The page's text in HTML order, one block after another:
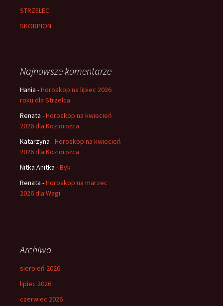
STRZELEC
SKORPION
Najnowsze komentarze
Hania -Horoskop na lipiec 2026
roku dla Strzelca
Renata -Horoskop na kwiecień
2026 dla Koziorożca
Katarzyna -Horoskop na kwiecień
2026 dla Koziorożca
Nitka Anitka -Byk
Renata -Horoskop na marzec
2026 dla Wagi
Archiwa
sierpień 2026
lipiec 2026
czerwiec 2026